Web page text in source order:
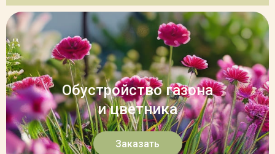
Обустройство газона
и цветника
Заказать